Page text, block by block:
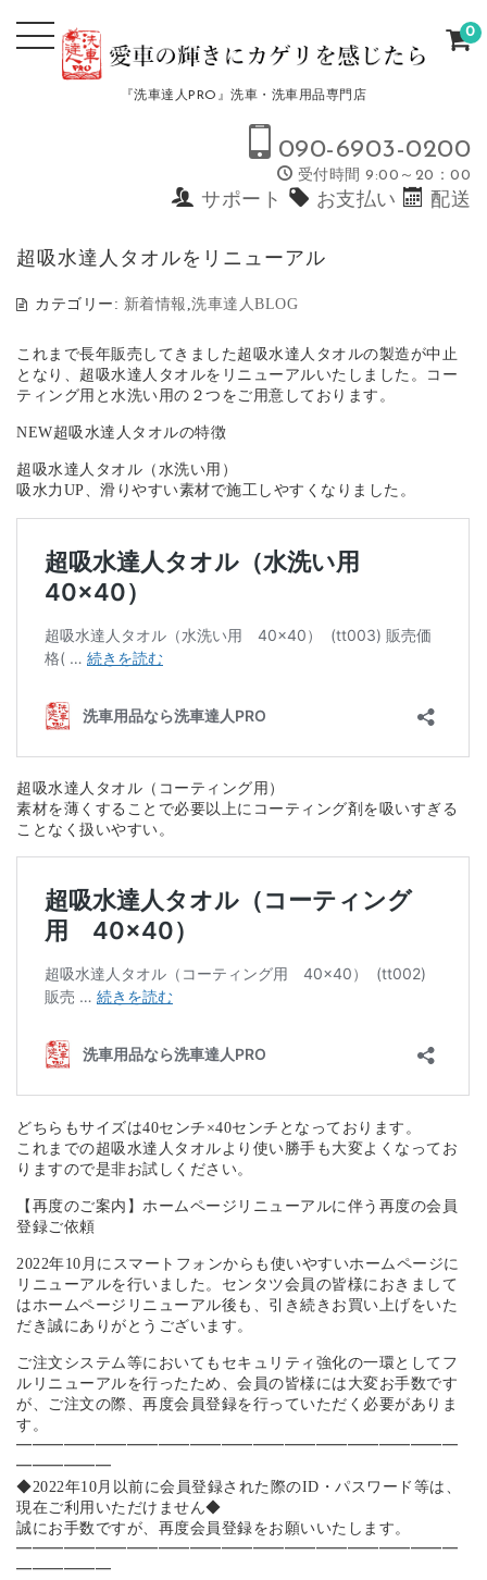
『洗車達人PRO』洗車・洗車用品専門店
090-6903-0200
受付時間 9:00～20：00
サポート お支払い 配送
0
超吸水達人タオルをリニューアル
カテゴリー: 新着情報 ,洗車達人BLOG
これまで長年販売してきました超吸水達人タオルの製造が中止
となり、超吸水達人タオルをリニューアルいたしました。コー
ティング用と水洗い用の２つをご用意しております。
NEW超吸水達人タオルの特徴
超吸水達人タオル（水洗い用）
吸水力UP、滑りやすい素材で施工しやすくなりました。
超吸水達人タオル（コーティング用）
素材を薄くすることで必要以上にコーティング剤を吸いすぎる
ことなく扱いやすい。
どちらもサイズは40センチ×40センチとなっております。
これまでの超吸水達人タオルより使い勝手も大変よくなってお
りますので是非お試しください。
【再度のご案内】ホームページリニューアルに伴う再度の会員
登録ご依頼
2022年10月にスマートフォンからも使いやすいホームページに
リニューアルを行いました。センタツ会員の皆様におきまして
はホームページリニューアル後も、引き続きお買い上げをいた
だき誠にありがとうございます。
ご注文システム等においてもセキュリティ強化の一環としてフ
ルリニューアルを行ったため、会員の皆様には大変お手数です
が、ご注文の際、再度会員登録を行っていただく必要がありま
す。
━━━━━━━━━━━━━━━━━━━━━━━━━━━━
━━━━━━
◆2022年10月以前に会員登録された際のID・パスワード等は、
現在ご利用いただけません◆
誠にお手数ですが、再度会員登録をお願いいたします。
━━━━━━━━━━━━━━━━━━━━━━━━━━━━
━━━━━━